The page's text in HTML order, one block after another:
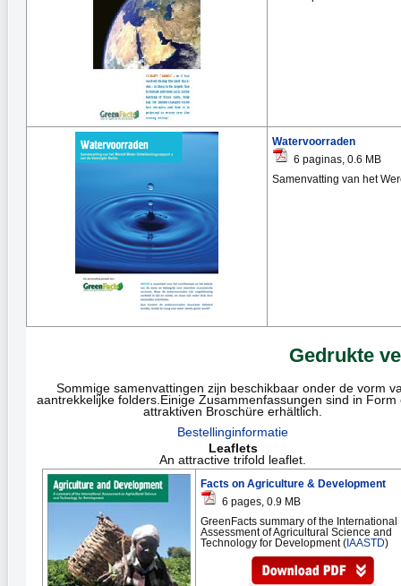
Watervoorraden
6 paginas, 0.6 MB
Samenvatting van het
Gedrukte
Sommige samenvattingen zijn beschikbaar onder de vorm
aantrekkelijke folders.Einige Zusammenfassungen sind in Form
attraktiven Broschüre erhältlich.
Bestellinginformatie
Leaflets
An attractive trifold leaflet.
Facts on Agriculture & Development
6 pages, 0.9 MB
GreenFacts summary of the International
Assessment of Agricultural Science and
Technology for Development ( IAASTD)